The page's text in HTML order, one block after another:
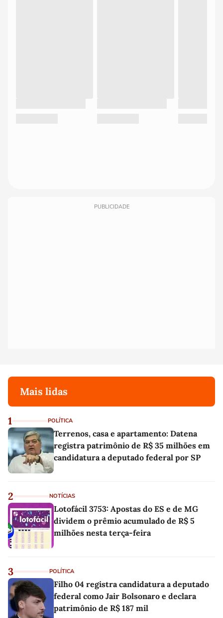
PUBLICIDADE
Mais lidas
1 POLÍTICA
Terrenos, casa e apartamento: Datena
registra patrimônio de R$ 35 milhões em
candidatura a deputado federal por SP
2 NOTÍCIAS
Lotofácil 3753: Apostas do ES e de MG
dividem o prêmio acumulado de R$ 5
milhões nesta terça-feira
3 POLÍTICA
Filho 04 registra candidatura a deputado
federal como Jair Bolsonaro e declara
patrimônio de R$ 187 mil